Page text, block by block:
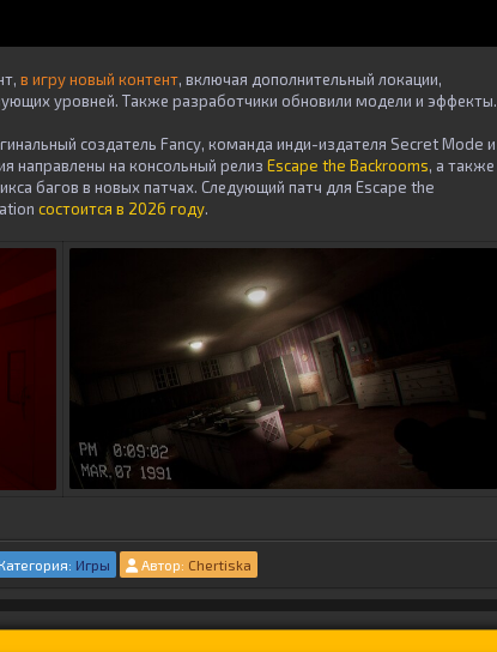
в игру новый контент, включая дополнительный локации,
уровней. Также разработчики обновили модели и эффекты.
создатель Fancy, команда инди-издателя Secret Mode и
направлены на консольный релиз Escape the Backrooms, а также
багов в новых патчах. Следующий патч для Escape the
состоится в 2026 году.
Категория: Игры Автор: Chertiska